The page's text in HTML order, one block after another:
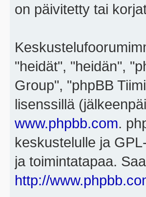
on päivitetty tai
"heidät", "heidän",
Group", "phpBB
lisenssillä
www.phpbb.com.
keskustelulle ja
ja toimintatapaa.
http://